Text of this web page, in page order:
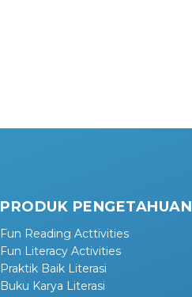
PRODUK PENGETAHUAN
Fun Reading Acttivities
Fun Literacy Activities
Praktik Baik Literasi
Buku Karya Literasi